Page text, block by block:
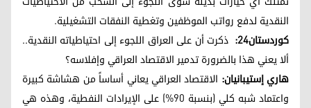
النقدية لدفع رواتب الموظفين وتغطية النفقات التشغيلية.
كوردستان24:
ذكرت أن على العراق اللجوء إلى احتياطياته النقدية..
ألا يعني هذا بالضرورة تدمير الاقتصاد العراقي وإفلاسه؟
هاري إستيبانيان: الاقتصاد العراقي يعاني أساساً من هشاشة كبيرة
واعتماد شبه كلي (بنسبة 90%) على الإيرادات النفطية، وهذه هي